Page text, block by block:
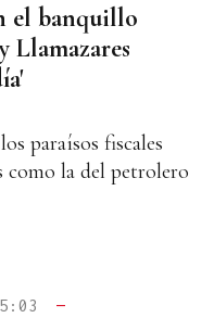
el banquillo
Llamazares
paraísos fiscales
como la del petrolero
—